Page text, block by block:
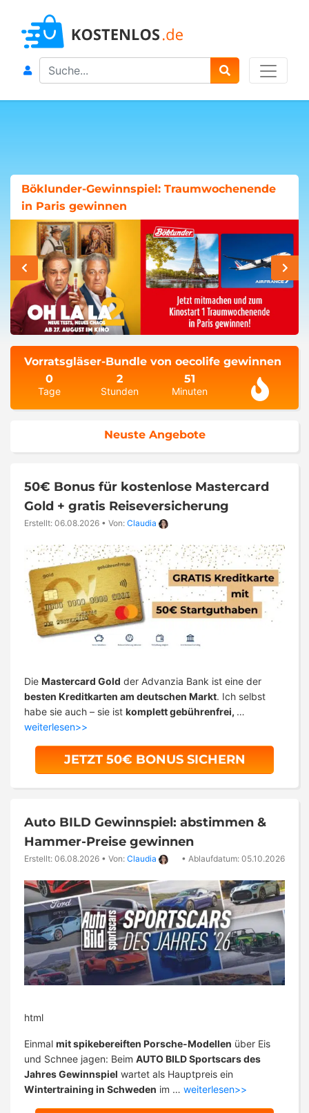
Search
Böklunder-Gewinnspiel: Traumwochenende
in Paris gewinnen
Vorratsgläser-Bundle von oecolife gewinnen
0
Tage
2
Stunden
51
Minuten
Neuste Angebote
50€ Bonus für kostenlose Mastercard
Gold + gratis Reiseversicherung
Erstellt: 06.08.2026 • Von: Claudia
Die Mastercard Gold der Advanzia Bank ist eine der
besten Kreditkarten am deutschen Markt. Ich selbst
habe sie auch – sie ist komplett gebührenfrei, …
weiterlesen>>
JETZT 50€ BONUS SICHERN
Auto BILD Gewinnspiel: abstimmen &
Hammer-Preise gewinnen
Erstellt: 06.08.2026 • Von: Claudia • Ablaufdatum: 05.10.2026
html
Einmal mit spikebereiften Porsche-Modellen über Eis
und Schnee jagen: Beim AUTO BILD Sportscars des
Jahres Gewinnspiel wartet als Hauptpreis ein
Wintertraining in Schweden im … weiterlesen>>